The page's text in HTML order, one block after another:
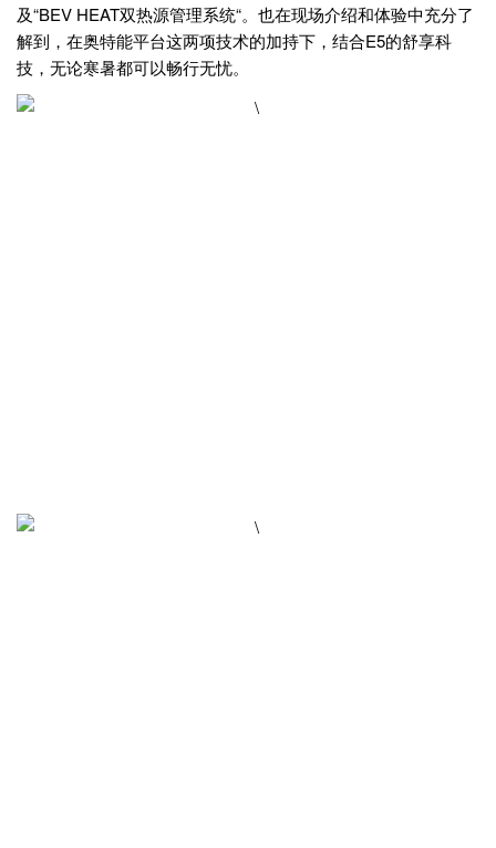
及“BEV HEAT双热源管理系统“。也在现场介绍和体验中充分了
解到，在奥特能平台这两项技术的加持下，结合E5的舒享科
技，无论寒暑都可以畅行无忧。